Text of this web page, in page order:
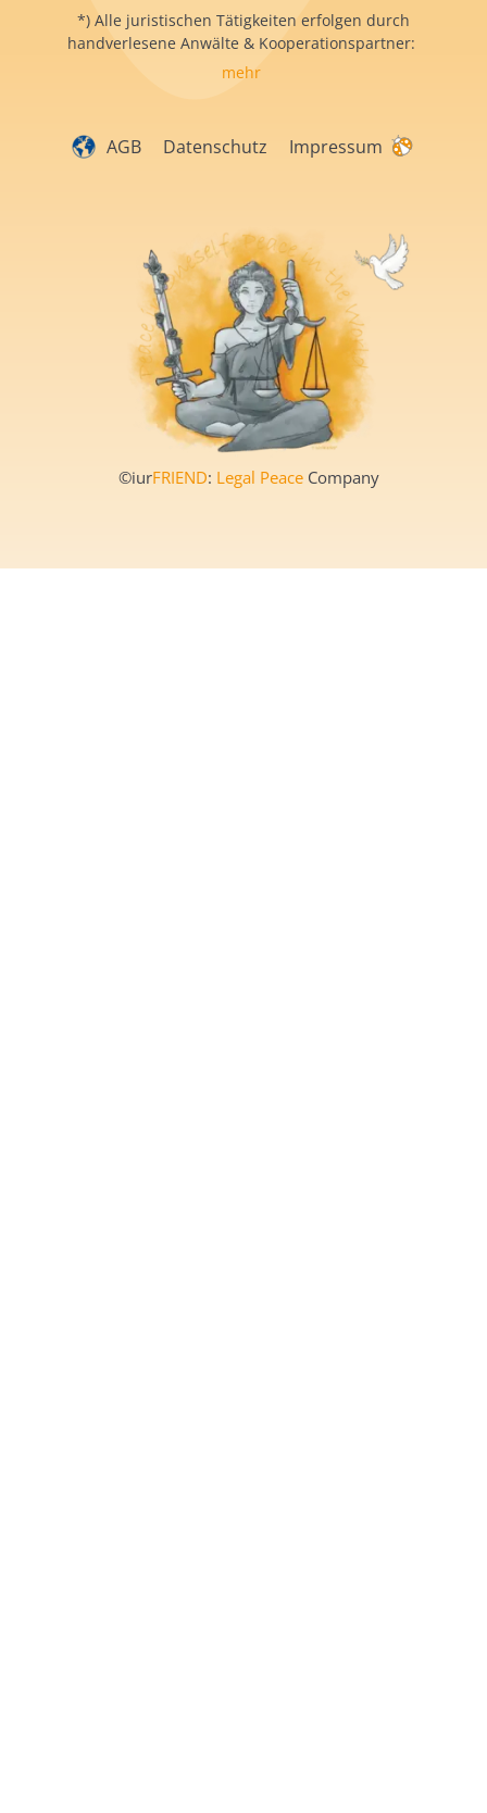
*) Alle juristischen Tätigkeiten erfolgen durch
handverlesene Anwälte & Kooperationspartner:
mehr
AGB Datenschutz Impressum
©iurFRIEND: Legal Peace Company